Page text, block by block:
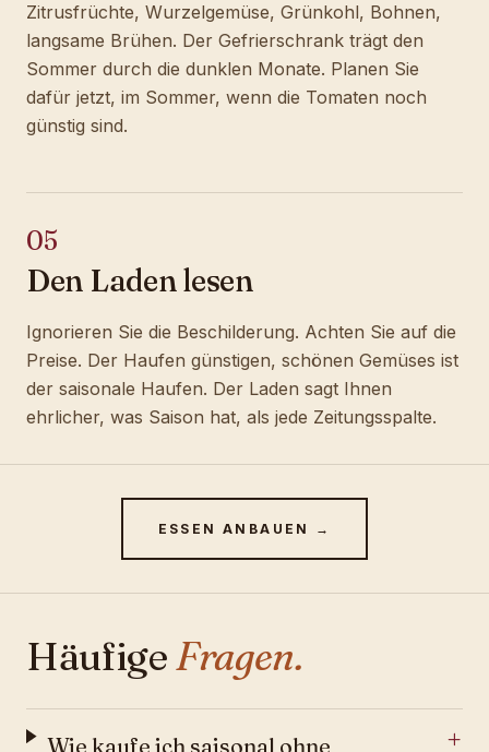
Zitrusfrüchte, Wurzelgemüse, Grünkohl, Bohnen,
langsame Brühen. Der Gefrierschrank trägt den
Sommer durch die dunklen Monate. Planen Sie
dafür jetzt, im Sommer, wenn die Tomaten noch
günstig sind.
05
Den Laden lesen
Ignorieren Sie die Beschilderung. Achten Sie auf die
Preise. Der Haufen günstigen, schönen Gemüses ist
der saisonale Haufen. Der Laden sagt Ihnen
ehrlicher, was Saison hat, als jede Zeitungsspalte.
ESSEN ANBAUEN →
HäufigeFragen.
Wie kaufe ich saisonal ohne